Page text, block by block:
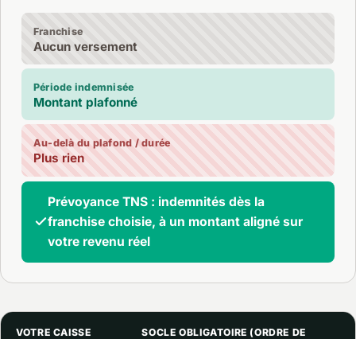
Franchise
Aucun versement
Période indemnisée
Montant plafonné
Au-delà du plafond / durée
Plus rien
Prévoyance TNS : indemnités dès la
franchise choisie, à un montant aligné sur
votre revenu réel
VOTRE CAISSE
SOCLE OBLIGATOIRE (ORDRE DE